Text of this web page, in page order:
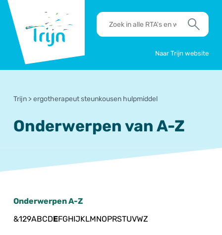
Trijn
RTA's
en
Zoek
Naar Trijn website
Trijn >ergotherapeut steunkousen hulpmiddel
Onderwerpen van A-Z
Onderwerpen A-Z
&129ABCDEFGHIJKLMNOPRSTUVWZ